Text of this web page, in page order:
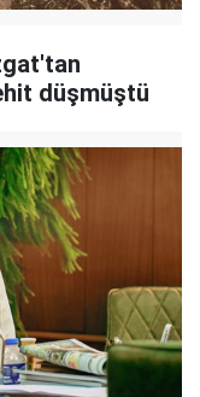
düşmüştü